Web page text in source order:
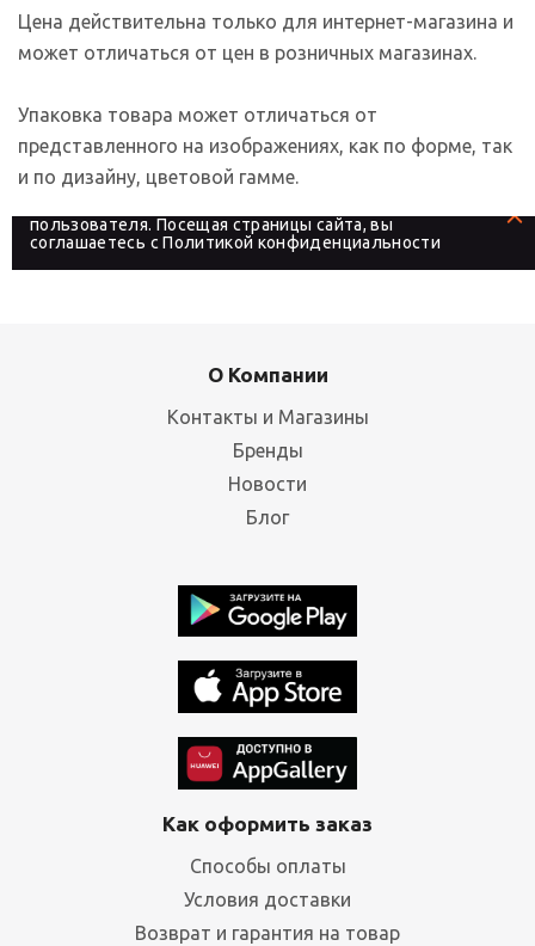
Цена действительна только для интернет-магазина и
может отличаться от цен в розничных магазинах.
Упаковка товара может отличаться от
представленного на изображениях, как по форме, так
и по дизайну, цветовой гамме.
На сайте используются файлы cookies, которые его
пользователя. Посещая страницы сайта, вы
соглашаетесь сПолитикой конфиденциальности
О Компании
Контакты и Магазины
Бренды
Новости
Блог
Как оформить заказ
Способы оплаты
Условия доставки
Возврат и гарантия на товар